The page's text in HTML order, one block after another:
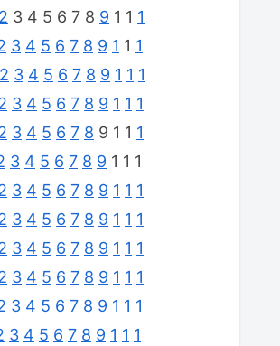
2 3 4 5 6 7 8 9 1 1 1
3 4 5 6 7 8 9 1 1 1
2 3 4 5 6 7 8 9 1 1 1
3 4 5 6 7 8 9 1 1 1
3 4 5 6 7 8 9 1 1 1
3 4 5 6 7 8 9 1 1 1
3 4 5 6 7 8 9 1 1 1
3 4 5 6 7 8 9 1 1 1
3 4 5 6 7 8 9 1 1 1
3 4 5 6 7 8 9 1 1 1
3 4 5 6 7 8 9 1 1 1
3 4 5 6 7 8 9 1 1 1